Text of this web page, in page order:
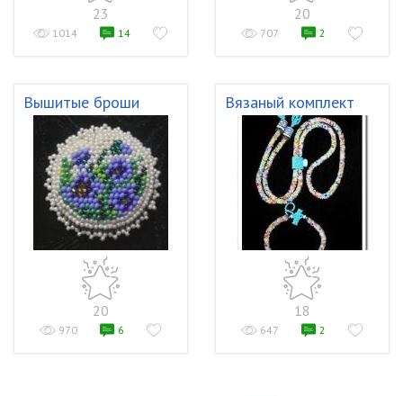
23
1014 14
20
707 2
Вышитые броши
20
970 6
Вязаный комплект
18
647 2